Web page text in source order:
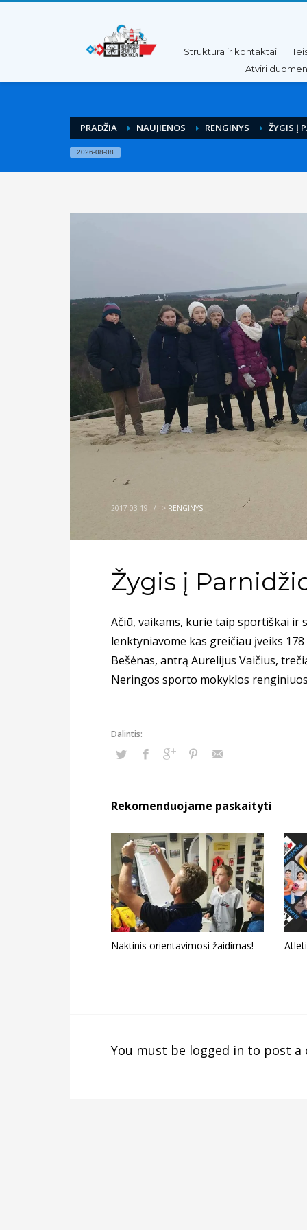
Pereiti
Pereiti
Struktūra ir kontaktai
Atviri
PRADŽIA NAUJIENOS RENGINYS ŽYGIS Į
2026-08-08
2017-03-19 / > RENGINYS
Žygis į
Ačiū, vaikams, kurie taip sportiškai ir
lenktyniavome kas greičiau įveiks
Bešėnas, antrą Aurelijus Vaičius,
Neringos sporto mokyklos
Rekomenduojame paskaityti
Naktinis orientavimosi žaidimas!
You must be logged in to post a